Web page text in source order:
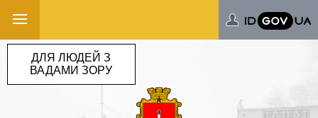
ДЛЯ ЛЮДЕЙ З
ВАДАМИ ЗОРУ